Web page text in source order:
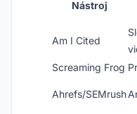
Nástroj
Am I Cited
Screaming Frog
Ahrefs/SEMrush